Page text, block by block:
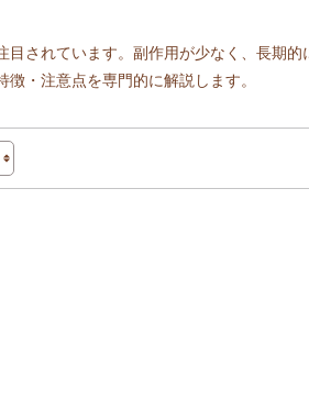
されています。副作用が少なく、長期的
・注意点を専門的に解説します。